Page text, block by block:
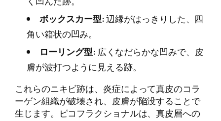
ボックスカー型:辺縁がはっきりした、四
角い箱状の凹み。
ローリング型: 広くなだらかな凹みで、皮
膚が波打つように見える跡。
これらのニキビ跡は、炎症によって真皮のコラ
ーゲン組織が破壊され、皮膚が陥没することで
生じます。ピコフラクショナルは、真皮層への